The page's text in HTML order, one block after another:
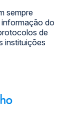
sempre
do
de
instituições